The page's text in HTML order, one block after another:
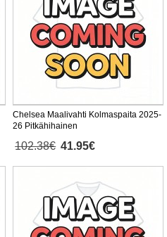
Chelsea Maalivahti Kolmaspaita 2025-
26 Pitkähihainen
102.38€ 41.95€